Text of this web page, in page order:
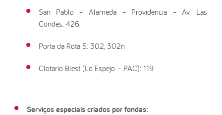
San Pablo – Alameda – Providencia – Av. Las
Condes: 426
Porta da Rota 5: 302, 302n
Clotario Blest (Lo Espejo – PAC): 119
Serviços especiais criados por fondas: